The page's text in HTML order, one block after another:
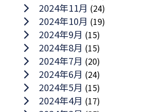
2024年11月 (24)
2024年10月 (19)
2024年9月 (15)
2024年8月 (15)
2024年7月 (20)
2024年6月 (24)
2024年5月 (15)
2024年4月 (17)